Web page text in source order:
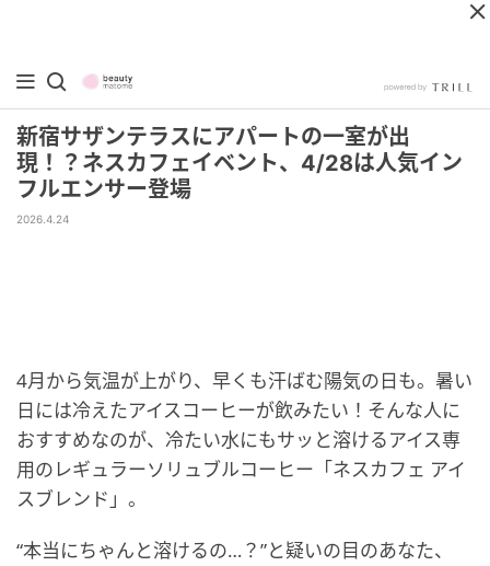
新宿サザンテラスにアパートの一室が出
現！？ネスカフェイベント、4/28は人気イン
フルエンサー登場
2026.4.24
4月から気温が上がり、早くも汗ばむ陽気の日も。暑い
日には冷えたアイスコーヒーが飲みたい！そんな人に
おすすめなのが、冷たい水にもサッと溶けるアイス専
用のレギュラーソリュブルコーヒー「ネスカフェ アイ
スブレンド」。
“本当にちゃんと溶けるの…？”と疑いの目のあなた、